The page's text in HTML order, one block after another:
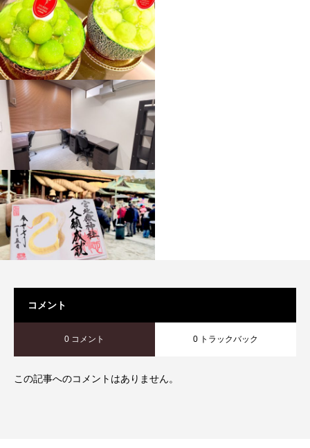
コメント
0 コメント 0 トラックバック
この記事へのコメントはありません。